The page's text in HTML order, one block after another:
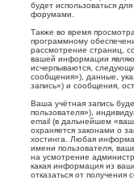
будет использоваться
форумами.
Также во время
программному
рассмотрение страниц,
вашей информации
исчерпываются,
сообщения»), данные,
запись») и сообщения,
Ваша учётная запись
пользователя»),
email (в дальнейшем
охраняется законами о
хостинга. Любая
имени пользователя,
на усмотрение
какая информация из
отказаться от